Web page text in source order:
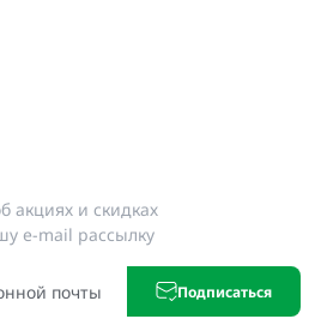
акциях и скидках
e-mail рассылку
Подписаться